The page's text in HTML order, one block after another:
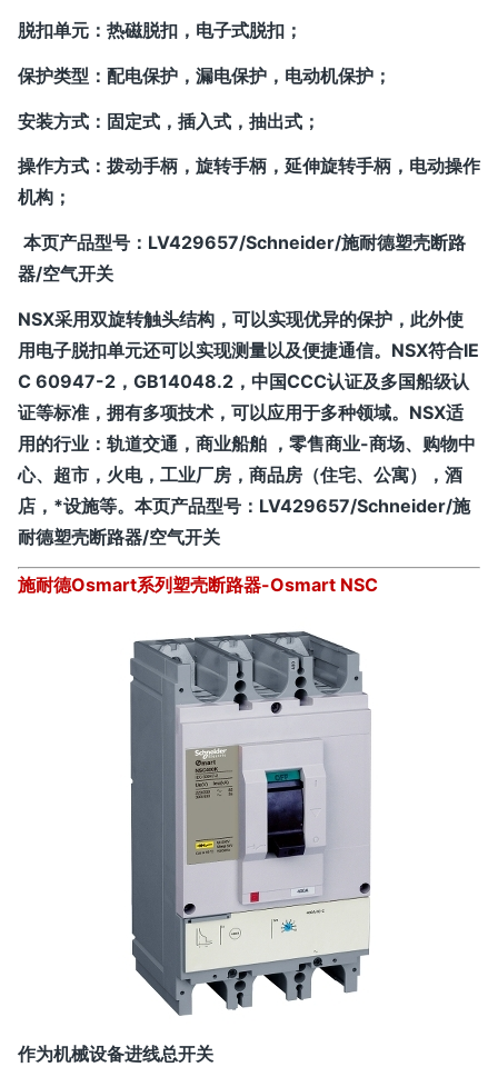
脱扣单元：热磁脱扣，电子式脱扣；
保护类型：配电保护，漏电保护，电动机保护；
安装方式：固定式，插入式，抽出式；
操作方式：拨动手柄，旋转手柄，延伸旋转手柄，电动操作
机构；
本页产品型号： LV429657/Schneider/施耐德塑壳断路
器/空气开关
NSX采用双旋转触头结构，可以实现优异的保护，此外使
用电子脱扣单元还可以实现测量以及便捷通信。NSX符合IE
C 60947-2，GB14048.2，中国CCC认证及多国船级认
证等标准，拥有多项技术，可以应用于多种领域。NSX适
用的行业：轨道交通，商业船舶 ，零售商业-商场、购物中
心、超市，火电，工业厂房，商品房（住宅、公寓），酒
店，*设施等。 本页产品型号： LV429657/Schneider/施
耐德塑壳断路器/空气开关
施耐德Osmart系列塑壳断路器-Osmart NSC
作为机械设备进线总开关